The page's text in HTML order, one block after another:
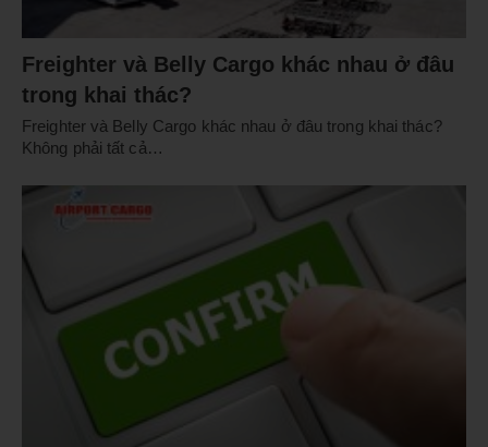
Freighter và Belly Cargo khác nhau ở đâu
trong khai thác?
Freighter và Belly Cargo khác nhau ở đâu trong khai thác?
Không phải tất cả…